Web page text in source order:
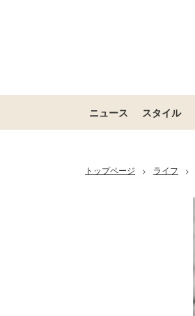
ニュース スタイル
トップページ > ライフ >